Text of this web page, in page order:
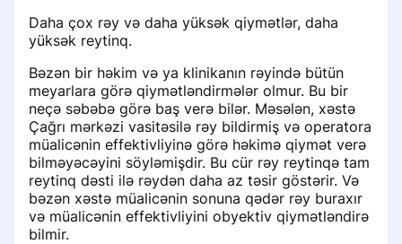
Как сохранить профиль при
переезде в другую страну СНГ
Etibar
Klinikaların səhifələrində yerləşdirmə
qaydaları
Klinikaların səhifələrində şəkillər və
videoların yerləşdirilməsi qaydaları
Aşağı balans bildirişləri
Klinikanın bağlanması və ya
köçürülməsi halında xəstə rəyləri nə
olacaq
Xəstə rəyi niyə itdi
Klinika səhifəsindəki etiketlər
Удалить отзыв о клинике
Daha çox rəy və daha yüksək qiymətlər, daha
yüksək reytinq.
Bəzən bir həkim və ya klinikanın rəyində bütün
meyarlara görə qiymətləndirmələr olmur. Bu bir
neçə səbəbə görə baş verə bilər. Məsələn, xəstə
Çağrı mərkəzi vasitəsilə rəy bildirmiş və operatora
müalicənin effektivliyinə görə həkimə qiymət verə
bilməyəcəyini söyləmişdir. Bu cür rəy reytinqə tam
reytinq dəsti ilə rəydən daha az təsir göstərir. Və
bəzən xəstə müalicənin sonuna qədər rəy buraxır
və müalicənin effektivliyini obyektiv qiymətləndirə
bilmir.